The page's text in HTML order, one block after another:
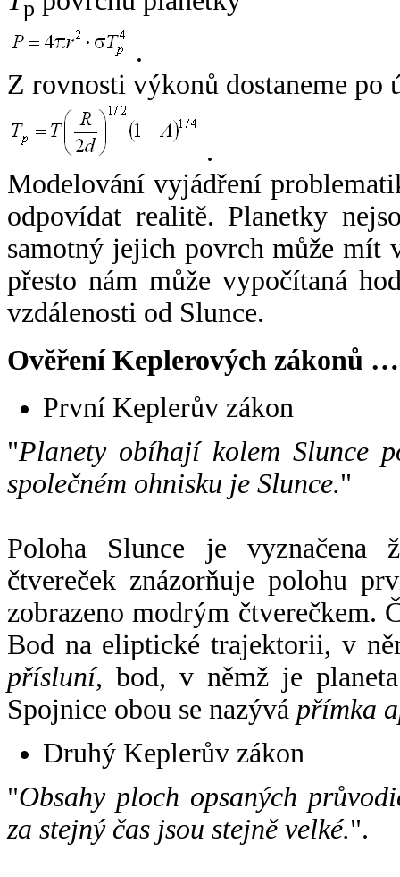
p
.
Z rovnosti výkonů dostaneme po
.
Modelování vyjádření
odpovídat realitě. Planetky
samotný jejich povrch může mít
přesto nám může vypočítaná
vzdálenosti od Slunce.
Ověření Keplerových zákonů …
První Keplerův zákon
"Planety obíhají kolem Slunce
společném ohnisku je Slunce."
Poloha Slunce je vyznačena
čtvereček znázorňuje polohu
zobrazeno modrým čtverečkem.
Bod na eliptické trajektorii, v
přísluní, bod, v němž je
Spojnice obou se nazývá přímka
Druhý Keplerův zákon
"Obsahy ploch opsaných
za stejný čas jsou stejně velké.".